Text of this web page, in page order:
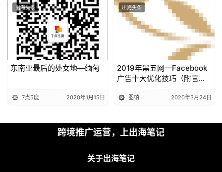
出海头条
东南亚最后的处女地—缅甸
7点5度 2020年1月15日
出海头条
2019年黑五网一Facebook
广告十大优化技巧（附官方
图帕 2020年3月24日
跨境推广运营，上出海笔记
关于出海笔记